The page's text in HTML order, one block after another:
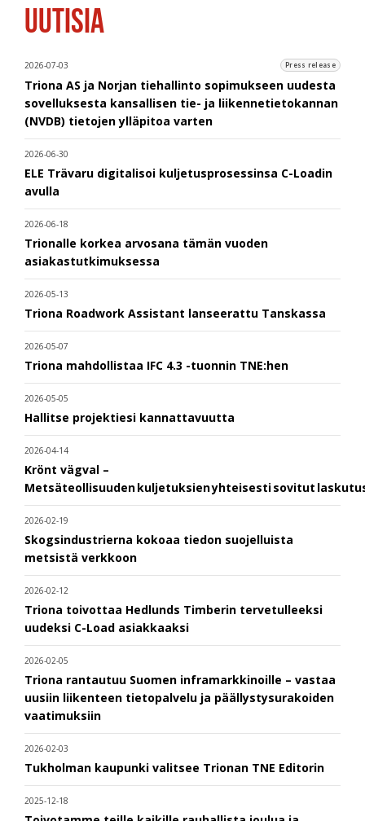
UUTISIA
2026-07-03 Press release
Triona AS ja Norjan tiehallinto sopimukseen uudesta
sovelluksesta kansallisen tie- ja liikennetietokannan
(NVDB) tietojen ylläpitoa varten
2026-06-30
ELE Trävaru digitalisoi kuljetusprosessinsa C-Loadin
avulla
2026-06-18
Trionalle korkea arvosana tämän vuoden
asiakastutkimuksessa
2026-05-13
Triona Roadwork Assistant lanseerattu Tanskassa
2026-05-07
Triona mahdollistaa IFC 4.3 -tuonnin TNE:hen
2026-05-05
Hallitse projektiesi kannattavuutta
2026-04-14
Krönt vägval –
Metsäteollisuuden kuljetuksien yhteisesti sovitut
2026-02-19
Skogsindustrierna kokoaa tiedon suojelluista
metsistä verkkoon
2026-02-12
Triona toivottaa Hedlunds Timberin tervetulleeksi
uudeksi C-Load asiakkaaksi
2026-02-05
Triona rantautuu Suomen inframarkkinoille – vastaa
uusiin liikenteen tietopalvelu ja päällystysurakoiden
vaatimuksiin
2026-02-03
Tukholman kaupunki valitsee Trionan TNE Editorin
2025-12-18